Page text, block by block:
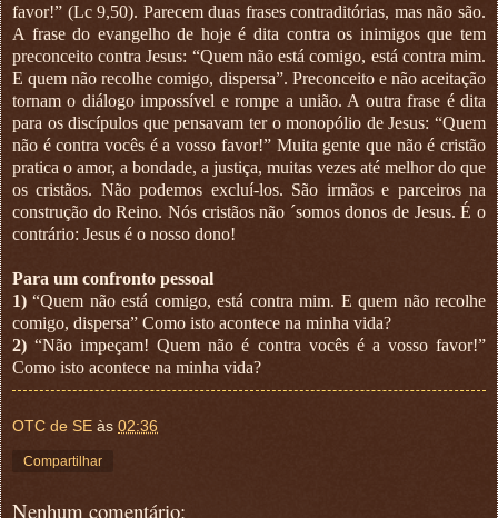
favor!” (Lc 9,50). Parecem duas frases contraditórias, mas não são.
A frase do evangelho de hoje é dita contra os inimigos que tem
preconceito contra Jesus: “Quem não está comigo, está contra mim.
E quem não recolhe comigo, dispersa”. Preconceito e não aceitação
tornam o diálogo impossível e rompe a união. A outra frase é dita
para os discípulos que pensavam ter o monopólio de Jesus: “Quem
não é contra vocês é a vosso favor!” Muita gente que não é cristão
pratica o amor, a bondade, a justiça, muitas vezes até melhor do que
os cristãos. Não podemos excluí-los. São irmãos e parceiros na
construção do Reino. Nós cristãos não ´somos donos de Jesus. É o
contrário: Jesus é o nosso dono!
Para um confronto pessoal
1) “Quem não está comigo, está contra mim. E quem não recolhe
comigo, dispersa” Como isto acontece na minha vida?
2) “Não impeçam! Quem não é contra vocês é a vosso favor!”
Como isto acontece na minha vida?
OTC de SE às 02:36
Compartilhar
Nenhum comentário: